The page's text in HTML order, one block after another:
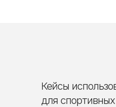
Кейсы
для